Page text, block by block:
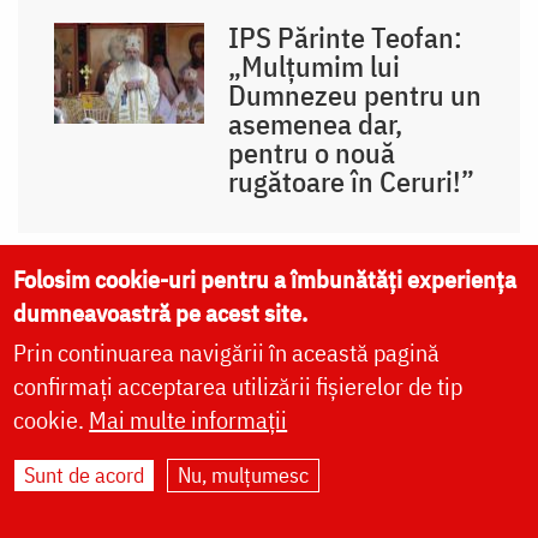
IPS Părinte Teofan:
„Mulțumim lui
Dumnezeu pentru un
asemenea dar,
pentru o nouă
rugătoare în Ceruri!”
PS Nichifor
Botoșăneanul: „Viața
Sfintei Olimpiada –
pildă pentru noi, cei
care ne înstrăinăm
unii de alții”
Folosim cookie-uri pentru a îmbunătăți experiența
dumneavoastră pe acest site.
Prin continuarea navigării în această pagină
confirmați acceptarea utilizării fișierelor de tip
cookie. Mai multe informații
Sunt de acord Nu, mulțumesc